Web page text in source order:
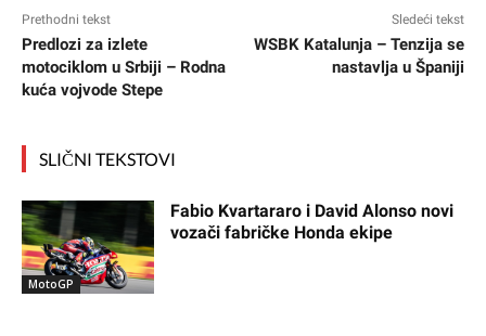
Prethodni tekst
Predlozi za izlete
motociklom u Srbiji – Rodna
kuća vojvode Stepe
Sledeći tekst
WSBK Katalunja – Tenzija se
nastavlja u Španiji
SLIČNI TEKSTOVI
MotoGP
Fabio Kvartararo i David Alonso novi
vozači fabričke Honda ekipe